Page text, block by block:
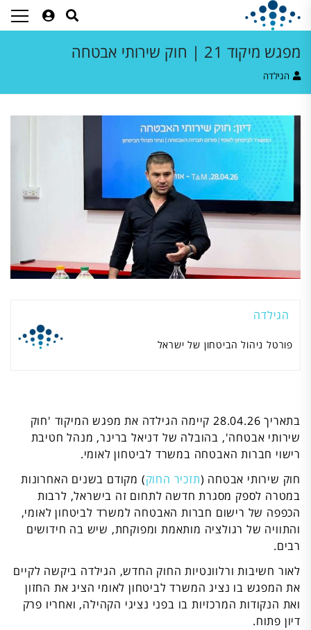
מפגש מיקוד 21 | חוק שירותי אבטחה
הגילדה
הגילדה
פורטל ניהול הביטחון של ישראל
בתאריך 28.04.26 קיימה הגילדה את מפגש המיקוד 'חוק
שירותי אבטחה', בהובלה של דניאל ברינר, מנהל חטיבת
רישוי חברות האבטחה במשרד לביטחון לאומי.
חוק שירותי אבטחה (תזכיר החוק) מקודם בשנים האחרונות
במטרה לספק מסגרת חדשה לתחום זה בישראל, לרבות
הכפפה של רישום חברות האבטחה למשרד לביטחון לאומי,
והתוויה של רגולציה מותאמת ומפוקחת, שיש בה חידושים
רבים.
לאור חשיבות ורלוונטיות החוק החדש, הגילדה ביקשה לקיים
את המפגש בו נציג המשרד לביטחון לאומי הציג את החזון
ואת הנקודות המרכזיות בו בפני נציגי הקהילה, ואחריו פרק
דיון פתוח.